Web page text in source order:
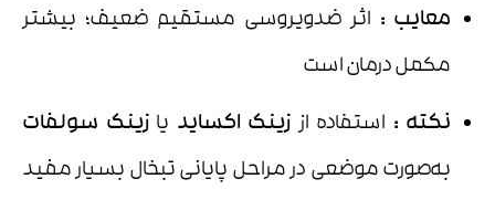
معایب : اثر ضدویروسی مستقیم ضعیف؛ بیشتر
مکمل درمان است
نکته : استفاده از زینک اکساید یازینک سولفات
به‌صورت موضعی در مراحل پایانی تبخال بسیار مفید